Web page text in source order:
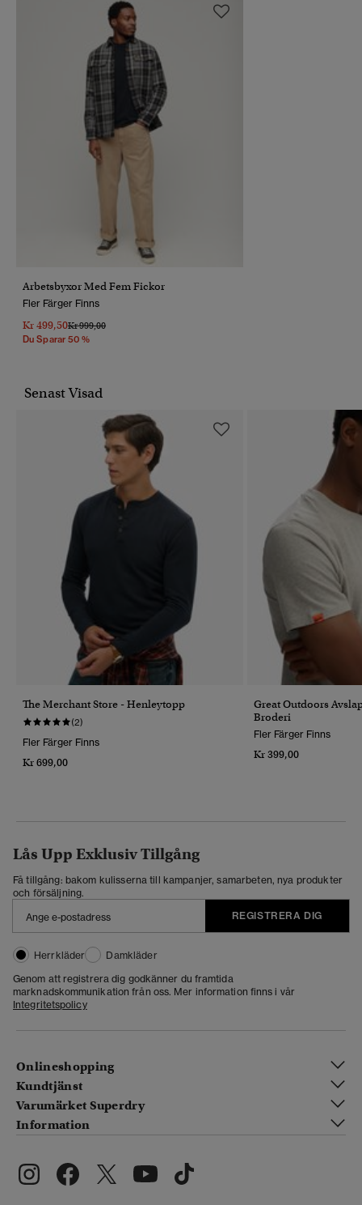
Arbetsbyxor Med Fem Fickor
Fler Färger Finns
Kr 499,50Pris Reducerat Från
Kr 999,00Till
Du Sparar 50 %
Senast Visad
The Merchant Store - Henleytopp
(2)
Fler Färger Finns
Kr 699,00
Great Outdoors
Broderi
Fler Färger Finns
Kr 399,00
Lås Upp Exklusiv Tillgång
Få tillgång: bakom kulisserna till kampanjer, samarbeten, nya produkter
och försäljning.
REGISTRERA DIG
Herrkläder
Damkläder
Genom att registrera dig godkänner du framtida
marknadskommunikation från oss. Mer information finns i vår
Integritetspolicy
Onlineshopping
Kundtjänst
Varumärket Superdry
Information